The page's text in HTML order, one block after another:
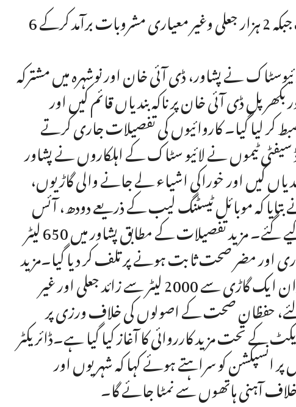
6 سو پچاس لیٹرز غیر معیاری اور مضر صحت دودھ تلف جبکہ 2 ہزار جعلی وغیر معیاری مشروبات برآمد کرکے
لائیوسٹاک نے پشاور، ڈی آئی خان اور نوشہرہ میں مشترکہ
پل ڈی آئی خان پر ناکہ بندیاں قائم کیں اور
کر لیا گیا۔ کاروائیوں کی تفصیلات جاری کرتے
سیفٹی ٹیموں نے لائیو سٹاک کے اہلکاروں نے پشاور
کیں اور خوراکی اشیاء لے جانے والی گاڑیوں،
بتایا کہ موبائل ٹیسٹنگ لیب کے ذریعے دودھ، آئس
کریم اور دیگر خوراکی اشیاء سے نمونے لے کر چیک کیے گئے۔ مزید تفصیلات کے مطابق پشاور میں 650 لیٹر
دودھ غیر معیاری اور مضر صحت ثابت ہونے پر تلف کر دیا گیا۔مزید
برآں، نوشہرہ کی ٹیم نے جی ٹی روڈ پر ناکہ بندی کے دوران ایک گاڑی سے 2000 لیٹر سے زائد جعلی اور غیر
لئے، حفظان صحت کے اصولوں کی خلاف ورزی پر
کے تحت مزید کارروائی کا آغاز کیا گیا ہے۔ڈائریکٹر
انسپکشن کو سراہتے ہوئے کہا کہ شہریوں اور
آہنی ہاتھوں سے نمٹا جائے گا۔